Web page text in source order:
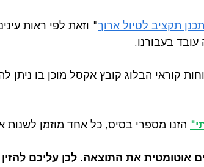
תקציב לטיול ארוך" וזאת לפי ראות
בעבורנו.
קוראי הבלוג קובץ אקסל מוכן בו
הזנו מספרי בסיס, כל אחד מוזמן
את התוצאה. לכן עליכם להזין